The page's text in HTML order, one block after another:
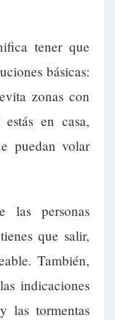
tener que
básicas:
zonas con
en casa,
puedan volar
las personas
que salir,
También,
indicaciones
las tormentas